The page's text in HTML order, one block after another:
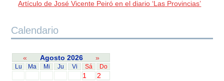
Artículo de José Vicente Peiró en el diario ‘Las Provincias’
Calendario
« Agosto 2026 »
Lu Ma Mi Ju Vi Sá Do
1
2